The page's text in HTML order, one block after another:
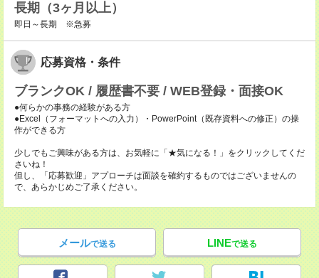
長期（3ヶ月以上）
即日～長期 ※急募
応募資格・条件
ブランクOK / 履歴書不要 / WEB登録・面接OK
●何らかの事務の経験がある方
●Excel（フォーマットへの入力）・PowerPoint（既存資料への修正）の操
作ができる方
少しでもご興味がある方は、お気軽に「★気になる！」をクリックしてくだ
さいね！
但し、「応募歓迎」アプローチは面談を確約するものではございませんの
で、あらかじめご了承ください。
メールで送る LINEで送る